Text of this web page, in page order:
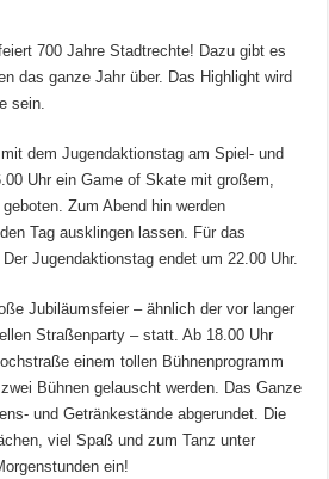
700 Jahre Stadtrechte! Dazu gibt es
das ganze Jahr über. Das Highlight wird
sein.
dem Jugendaktionstag am Spiel- und
Uhr ein Game of Skate mit großem,
Zum Abend hin werden
Tag ausklingen lassen. Für das
Jugendaktionstag endet um 22.00 Uhr.
Jubiläumsfeier – ähnlich der vor langer
Straßenparty – statt. Ab 18.00 Uhr
einem tollen Bühnenprogramm
Bühnen gelauscht werden. Das Ganze
und Getränkestände abgerundet. Die
viel Spaß und zum Tanz unter
ein!